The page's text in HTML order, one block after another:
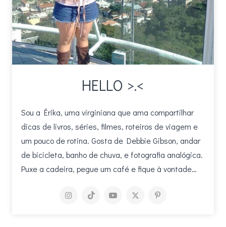
HELLO >.<
Sou a Érika, uma virginiana que ama compartilhar
dicas de livros, séries, filmes, roteiros de viagem e
um pouco de rotina. Gosta de Debbie Gibson, andar
de bicicleta, banho de chuva, e fotografia analógica.
Puxe a cadeira, pegue um café e fique à vontade…